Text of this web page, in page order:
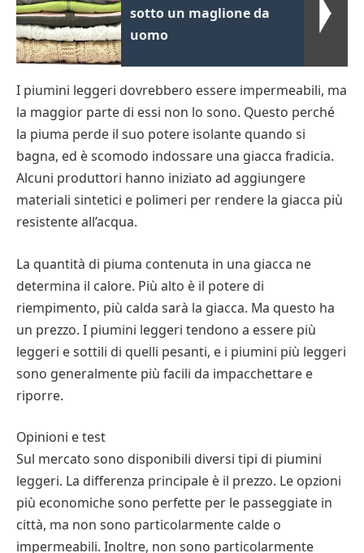
sotto un maglione da
uomo
I piumini leggeri dovrebbero essere impermeabili, ma
la maggior parte di essi non lo sono. Questo perché
la piuma perde il suo potere isolante quando si
bagna, ed è scomodo indossare una giacca fradicia.
Alcuni produttori hanno iniziato ad aggiungere
materiali sintetici e polimeri per rendere la giacca più
resistente all’acqua.
La quantità di piuma contenuta in una giacca ne
determina il calore. Più alto è il potere di
riempimento, più calda sarà la giacca. Ma questo ha
un prezzo. I piumini leggeri tendono a essere più
leggeri e sottili di quelli pesanti, e i piumini più leggeri
sono generalmente più facili da impacchettare e
riporre.
Opinioni e test
Sul mercato sono disponibili diversi tipi di piumini
leggeri. La differenza principale è il prezzo. Le opzioni
più economiche sono perfette per le passeggiate in
città, ma non sono particolarmente calde o
impermeabili. Inoltre, non sono particolarmente